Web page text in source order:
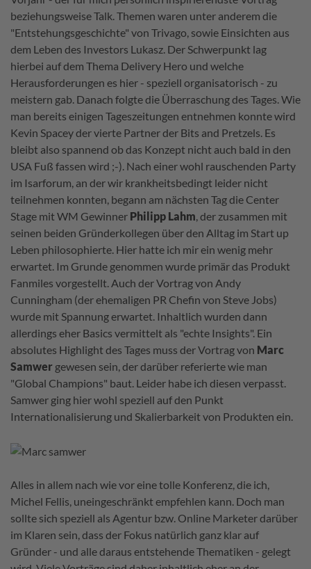
beziehungsweise Talk. Themen waren unter anderem die
"Entstehungsgeschichte" von Trivago, sowie Einsichten aus
dem Leben des Investors Lukasz. Der Schwerpunkt lag
hierbei auf dem Thema Delivery Hero und welche
Herausforderungen es hier - speziell organisatorisch - zu
meistern gab. Danach folgte die Überraschung des Tages. Wie
man bereits einigen Tageszeitungen entnehmen konnte wird
Kevin Spacey der vierte Partner der Bits and Pretzels. Es
bleibt also spannend ob das Konzept nicht auch bald in den
USA Fuß fassen wird ;-). Nach einer wohl rauschenden Party
im Isarforum, an der wir krankheitsbedingt leider nicht
teilnehmen konnten, begann am nächsten Tag die Center
Stage mit WM Gewinner Philipp Lahm, der zusammen mit
seinen beiden Gründerkollegen über den Alltag im Start up
Leben philosophierte. Hier hatte ich mir ein wenig mehr
erwartet. Im Grunde genommen wurde primär das Produkt
Fanmiles vorgestellt. Auch der Vortrag von Andy
Cunningham (der ehemaligen PR Chefin von Steve Jobs)
wurde mit Spannung erwartet. Inhaltlich wurden dann
allerdings eher Basics vermittelt als "echte Insights". Ein
absolutes Highlight des Tages muss der Vortrag von Marc
Samwer gewesen sein, der darüber referierte wie man
"Global Champions" baut. Leider habe ich diesen verpasst.
Samwer ging hier wohl speziell auf den Punkt
Internationalisierung und Skalierbarkeit von Produkten ein.
Alles in allem nach wie vor eine tolle Konferenz, die ich,
Michel Fellis, uneingeschränkt empfehlen kann. Doch man
sollte sich speziell als Agentur bzw. Online Marketer darüber
im Klaren sein, dass der Fokus natürlich ganz klar auf
Gründer - und alle daraus entstehende Thematiken - gelegt